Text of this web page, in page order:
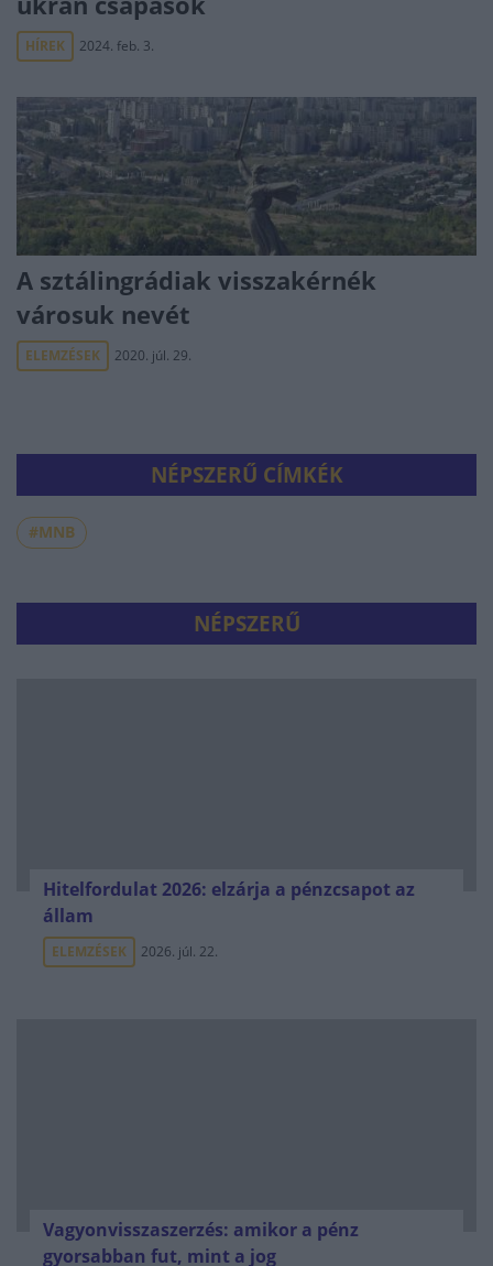
HÍREK 2024. feb. 3.
A sztálingrádiak visszakérnék
városuk nevét
ELEMZÉSEK 2020. júl. 29.
NÉPSZERŰ CÍMKÉK
#MNB
NÉPSZERŰ
Hitelfordulat 2026: elzárja a pénzcsapot az
állam
ELEMZÉSEK 2026. júl. 22.
Vagyonvisszaszerzés: amikor a pénz
gyorsabban fut, mint a jog